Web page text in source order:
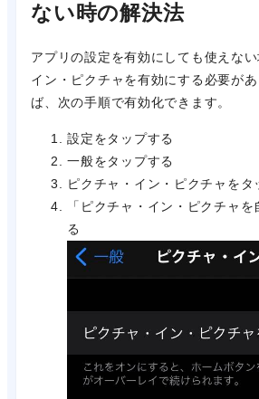
ない時の解決法
アプリの設定を有効にしても使えな
イン・ピクチャを有効にする必要が
ば、次の手順で有効化できます。
設定をタップする
一般をタップする
ピクチャ・イン・ピクチャ をタ
「 ピクチャ・イン・ピクチャを
る